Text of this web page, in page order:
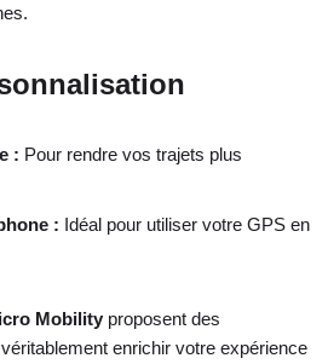
: Pour rendre vos trajets plus
: Idéal pour utiliser votre GPS en
Mobility proposent des
enrichir votre expérience